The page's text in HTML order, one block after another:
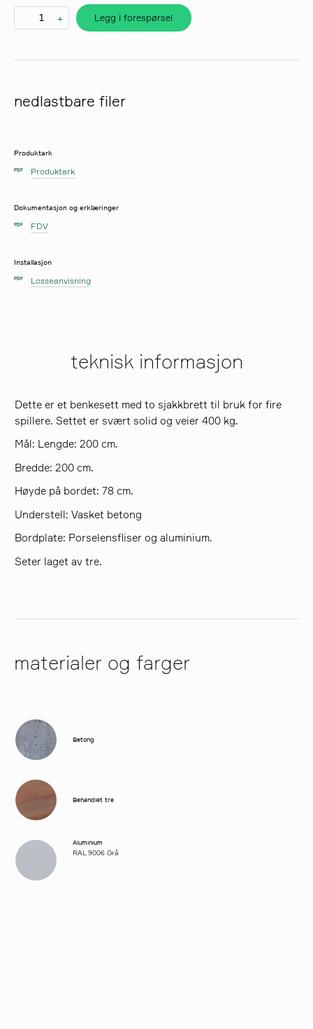
- + Legg i forespørsel
nedlastbare filer
Produktark
PDF Produktark
Dokumentasjon og erklæringer
PDF FDV
Installasjon
PDF Losseanvisning
teknisk informasjon
Dette er et benkesett med to sjakkbrett til bruk for fire
spillere. Settet er svært solid og veier 400 kg.
Mål: Lengde: 200 cm.
Bredde: 200 cm.
Høyde på bordet: 78 cm.
Understell: Vasket betong
Bordplate: Porselensfliser og aluminium.
Seter laget av tre.
materialer og farger
Betong
Behandlet tre
Aluminium
RAL 9006 Grå